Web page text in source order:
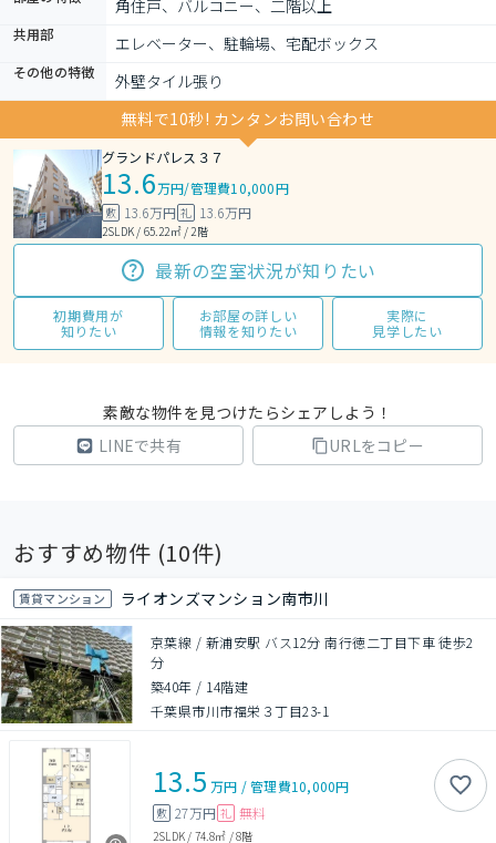
角住戸、バルコニー、二階以上
共用部 エレベーター、駐輪場、宅配ボックス
その他の特徴
外壁タイル張り
無料で10秒! カンタンお問い合わせ
グランドパレス３７
13.6万円/管理費10,000円
敷 13.6万円 礼 13.6万円
2SLDK / 65.22㎡ / 2階
最新の空室状況が知りたい
初期費用が
知りたい
お部屋の詳しい
情報を知りたい
実際に
見学したい
素敵な物件を見つけたらシェアしよう！
LINEで共有
URLをコピー
おすすめ物件 (10件)
賃貸マンション ライオンズマンション南市川
京葉線 / 新浦安駅 バス12分 南行徳二丁目下車 徒歩2
分
築40年 / 14階建
千葉県市川市福栄３丁目23-1
13.5 万円 /管理費10,000円
敷 27万円 礼 無料
2SLDK / 74.8㎡ /8階